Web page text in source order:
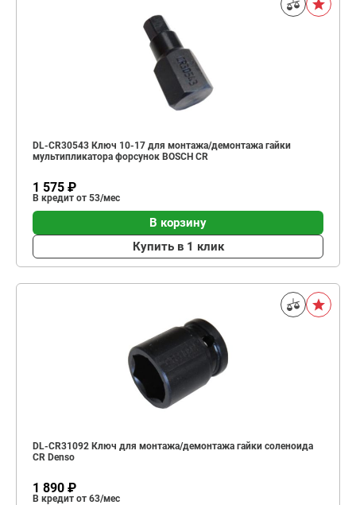
DL-CR30543 Ключ 10-17 для монтажа/демонтажа гайки
мультипликатора форсунок BOSCH CR
1 575 ₽
В кредит от 53/мес
В корзину
Купить в 1 клик
DL-CR31092 Ключ для монтажа/демонтажа гайки соленоида
CR Denso
1 890 ₽
В кредит от 63/мес